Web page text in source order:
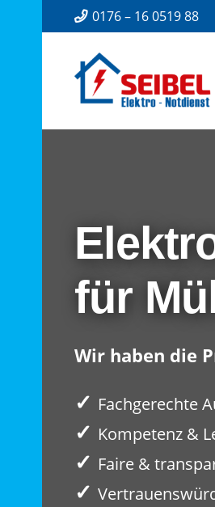
0176 – 16 0519 88
für
Wir haben die
✓ Fachgerechte
✓ Kompetenz &
✓ Faire &
✓